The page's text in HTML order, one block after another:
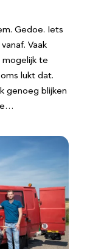
Gedoe. Iets
Vaak
mogelijk te
lukt dat.
genoeg blijken